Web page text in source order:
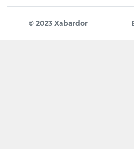
© 2023 Xabardor